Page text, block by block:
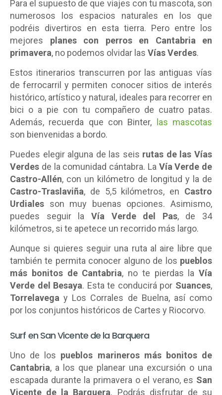
Para el supuesto de que viajes con tu mascota, son
numerosos los espacios naturales en los que
podréis divertiros en esta tierra. Pero entre los
mejores planes con perros en Cantabria en
primavera, no podemos olvidar las Vías Verdes.
Estos itinerarios transcurren por las antiguas vías
de ferrocarril y permiten conocer sitios de interés
histórico, artístico y natural, ideales para recorrer en
bici o a pie con tu compañero de cuatro patas.
Además, recuerda que con Binter,
las mascotas
son bienvenidas a bordo.
Puedes elegir alguna de las seis rutas de las Vías
Verdes de la comunidad cántabra. La Vía Verde de
Castro-Allén, con un kilómetro de longitud y la de
Castro-Traslaviña, de 5,5 kilómetros, en Castro
Urdiales son muy buenas opciones. Asimismo,
puedes seguir la Vía Verde del Pas, de 34
kilómetros, si te apetece un recorrido más largo.
Aunque si quieres seguir una ruta al aire libre que
también te permita conocer alguno de los pueblos
más bonitos de Cantabria, no te pierdas la Vía
Verde del Besaya. Esta te conducirá por Suances,
Torrelavega y Los Corrales de Buelna, así como
por los conjuntos históricos de Cartes y Riocorvo.
Surf en San Vicente de la Barquera
Uno de los pueblos marineros más bonitos de
Cantabria, a los que planear una excursión o una
escapada durante la primavera o el verano, es San
Vicente de la Barquera. Podrás disfrutar de su